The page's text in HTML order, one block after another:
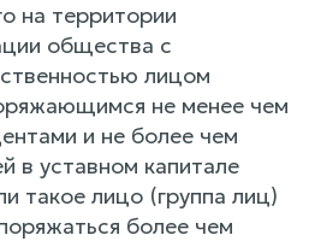
на территории
общества с
лицом
не менее чем
и не более чем
в уставном капитале
такое лицо (группа лиц)
более чем